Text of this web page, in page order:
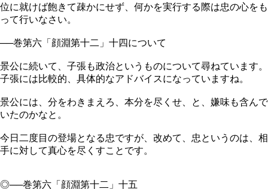
位に就けば飽きて疎かにせず、何かを実行する際は忠の心をも
って行いなさい。
──巻第六「顔淵第十二」十四について
景公に続いて、子張も政治というものについて尋ねています。
子張には比較的、具体的なアドバイスになっていますね。
景公には、分をわきまえろ、本分を尽くせ、と、嫌味も含んで
いたのかなと。
今日二度目の登場となる忠ですが、改めて、忠というのは、相
手に対して真心を尽くすことです。
◎──巻第六「顔淵第十二」十五